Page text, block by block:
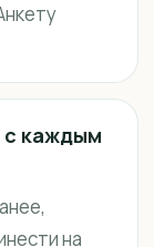
каждым
на